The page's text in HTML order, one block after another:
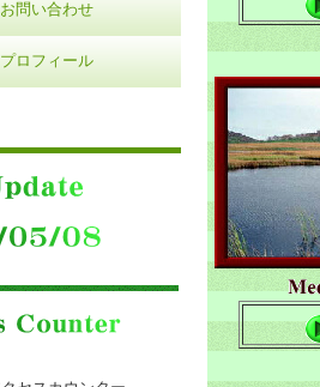
お問い合わせ
プロフィール